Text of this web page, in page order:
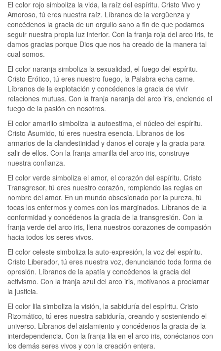
El color rojo simboliza la vida, la raíz del espíritu. Cristo Vivo y
Amoroso, tú eres nuestra raíz. Líbranos de la vergüenza y
concédenos la gracia de un orgullo sano a fin de que podamos
seguir nuestra propia luz interior. Con la franja roja del arco iris, te
damos gracias porque Dios que nos ha creado de la manera tal
cual somos.
El color naranja simboliza la sexualidad, el fuego del espíritu.
Cristo Erótico, tú eres nuestro fuego, la Palabra echa carne.
Líbranos de la explotación y concédenos la gracia de vivir
relaciones mutuas. Con la franja naranja del arco iris, enciende el
fuego de la pasión en nosotros.
El color amarillo simboliza la autoestima, el núcleo del espíritu.
Cristo Asumido, tú eres nuestra esencia. Líbranos de los
armarios de la clandestinidad y danos el coraje y la gracia para
salir de ellos. Con la franja amarilla del arco iris, construye
nuestra confianza.
El color verde simboliza el amor, el corazón del espíritu. Cristo
Transgresor, tú eres nuestro corazón, rompiendo las reglas en
nombre del amor. En un mundo obsesionado por la pureza, tú
tocas los enfermos y comes con los marginados. Líbranos de la
conformidad y concédenos la gracia de la transgresión. Con la
franja verde del arco iris, llena nuestros corazones de compasión
hacia todos los seres vivos.
El color celeste simboliza la auto-expresión, la voz del espíritu.
Cristo Liberador, tú eres nuestra voz, denunciando toda forma de
opresión. Líbranos de la apatía y concédenos la gracia del
activismo. Con la franja azul del arco iris, motívanos a proclamar
la justicia.
El color lila simboliza la visión, la sabiduría del espíritu. Cristo
Rizomático, tú eres nuestra sabiduría, creando y sosteniendo el
universo. Líbranos del aislamiento y concédenos la gracia de la
interdependencia. Con la franja lila en el arco iris, conéctanos con
los demás seres vivos y con la creación entera.